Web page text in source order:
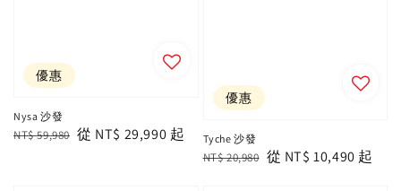
優惠
Nysa 沙發
Regular
NT$ 59,980 Sale
從 NT$ 29,990 起
優惠
Tyche 沙發
Regular
NT$ 20,980 Sale
從 NT$ 10,490 起